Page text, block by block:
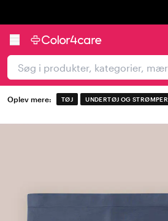
Oplev mere: TØJ UNDERTØJ OG STRØMPER